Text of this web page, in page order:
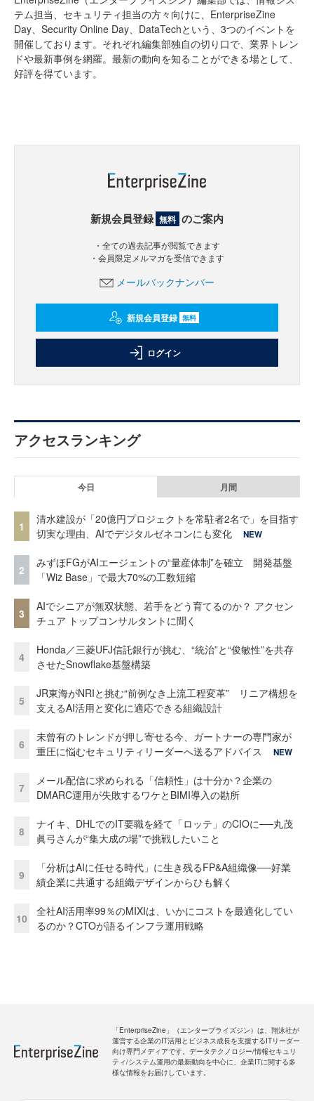
テム担当、セキュリティ担当の方々向けに、EnterpriseZine
Day、Security Online Day、DataTechという、3つのイベントを
開催しております。それぞれ編集部独自の切り口で、業界トレン
ドや最新事例を網羅。最新の動向を知ることができる場として、
好評を得ています。
新規会員登録 無料 のご案内
・全ての過去記事が閲覧できます
・会員限定メルマガを受信できます
メールバックナンバー
新規会員登録 無料
ログイン
アクセスランキング
今日 月間
1
清水建設が「20億円プロジェクトを常駐者2名で」を目指す
切実な理由、AIでデジタルゼネコンにも変化
NEW
2
みずほFGがAIエージェントの“量産体制”を確立 開発基盤
「Wiz Base」で最大70%の工数短縮
3
AIでシニアが無双状態、若手をどう育てるのか？ アクセン
チュア トップコンサルタントに聞く
4
Honda／三菱UFJ信託銀行が挑む、“統治”と“俊敏性”を共存
させたSnowflake基盤構築
5
JR東海がNRIと挑む“前例なき上流工程変革” リニア構想を
支えるAI活用と変化に適応できる組織設計
6
未曾有のトレンドが押し寄せる今、ガートナーの専門家が
重圧に悩むセキュリティリーダーへ送るアドバイス
NEW
7
メール配信に求められる「信頼性」は十分か？企業の
DMARC運用が失敗するワケとBIMI導入の勘所
8
ナイキ、DHLでのIT要職を経て「ロッテ」のCIOに──丸茂
眞弓さんが“集大成の場”で挑戦したいこと
9
「分析はAIに任せる時代」に生き残るFP&A組織像──好業
績企業に共通する組織デザインからひも解く
10
全社AI活用率99％のMIXIは、いかにコストを最適化してい
るのか？CTOが語るインフラ運用戦略
「EnterpriseZine」（エンタープライズジン）は、翔泳社が
運営する企業のIT活用とビジネス成長を支援するITリーダー
向け専門メディアです。データテクノロジー/情報セキュリ
ティ/システム運用の最新動向を中心に、企業ITに関する多
様な情報をお届けしています。